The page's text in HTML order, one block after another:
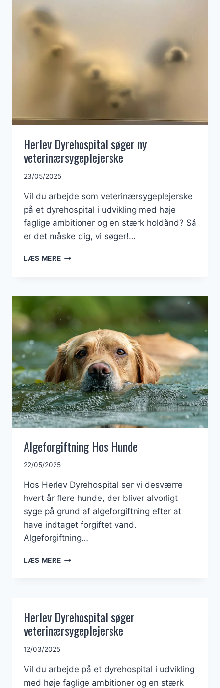
Herlev Dyrehospital søger ny
veterinærsygeplejerske
23/05/2025
Vil du arbejde som veterinærsygeplejerske
på et dyrehospital i udvikling med høje
faglige ambitioner og en stærk holdånd? Så
er det måske dig, vi søger!…
LÆS MEREHERLEV
VETERINÆRSYGEPLEJERSKE
Algeforgiftning Hos Hunde
22/05/2025
Hos Herlev Dyrehospital ser vi desværre
hvert år flere hunde, der bliver alvorligt
syge på grund af algeforgiftning efter at
have indtaget forgiftet vand.
Algeforgiftning…
LÆS MEREALGEFORGIFTNING
Herlev Dyrehospital søger
veterinærsygeplejerske
12/03/2025
Vil du arbejde på et dyrehospital i udvikling
med høje faglige ambitioner og en stærk